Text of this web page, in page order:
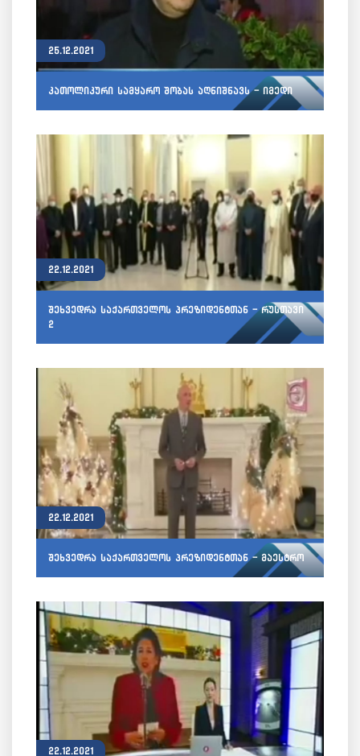
25.12.2021
კათოლიკური სამყარო შობას აღნიშნავს - იმედი
22.12.2021
შეხვედრა საქართველოს პრეზიდენტთან - რუსთავი
2
22.12.2021
შეხვედრა საქართველოს პრეზიდენტთან - მაესტრო
22.12.2021